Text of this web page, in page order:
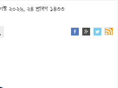
২০২৬, ২৪ শ্রাবণ ১৪৩৩